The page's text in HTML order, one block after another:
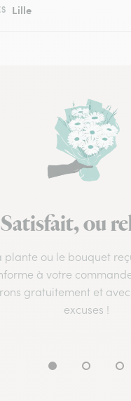
Lille
Satisfait, ou
plante ou le bouquet
à votre
gratuitement et
excuses !